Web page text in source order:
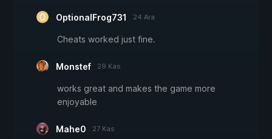
OptionalFrog731 24 Ara
Cheats worked just fine.
Monstef 29 Kas
works great and makes the game more
enjoyable
Mahe0 27 Kas